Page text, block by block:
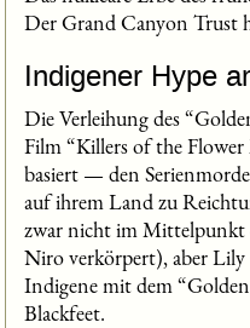
Der Grand Canyon Trust
Indigener Hype
Die Verleihung des
Film “Killers of the
basiert — den
auf ihrem Land zu
zwar nicht im Mittelpunkt
Niro verkörpert), aber Lily
Indigene mit dem
Blackfeet.